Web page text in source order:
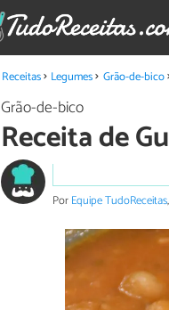
Receitas Legumes Grão-de-bico
Grão-de-bico
Receita de
PorEquipe TudoReceitas